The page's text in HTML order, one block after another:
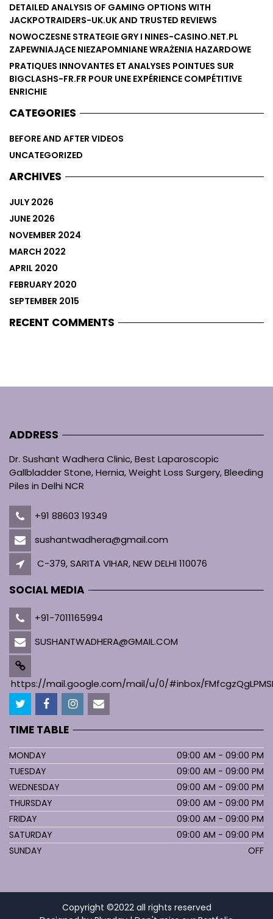
DETAILED ANALYSIS OF GAMING OPTIONS WITH
JACKPOTRAIDERS-UK.UK AND TRUSTED REVIEWS
NOWOCZESNE STRATEGIE GRY I NINES-CASINO.NET.PL
ZAPEWNIAJĄCE NIEZAPOMNIANE WRAŻENIA HAZARDOWE
PRATIQUES INNOVANTES ET ANALYSES POINTUES SUR
BIGCLASHS-FR.FR POUR UNE EXPÉRIENCE COMPÉTITIVE
ENRICHIE
CATEGORIES
BEFORE AND AFTER VIDEOS
UNCATEGORIZED
ARCHIVES
JULY 2026
JUNE 2026
NOVEMBER 2024
MARCH 2022
APRIL 2020
FEBRUARY 2020
SEPTEMBER 2015
RECENT COMMENTS
ADDRESS
Dr. Sushant Wadhera Clinic, Best Laparoscopic
Gallbladder Stone, Hernia, Weight Loss Surgery, Bleeding
Piles in Delhi NCR
+91 88603 19349
sushantwadhera@gmail.com
C-379, SARITA VIHAR, NEW DELHI 110076
SOCIAL MEDIA
+91-7011165994
SUSHANTWADHERA@GMAIL.COM
https://mail.google.com/mail/u/0/#inbox/
TIME TABLE
MONDAY
09:00 AM - 09:00 PM
TUESDAY
09:00 AM - 09:00 PM
WEDNESDAY
09:00 AM - 09:00 PM
THURSDAY
09:00 AM - 09:00 PM
FRIDAY
09:00 AM - 09:00 PM
SATURDAY
09:00 AM - 09:00 PM
SUNDAY
OFF
Copyright ©2022 all rights reserved